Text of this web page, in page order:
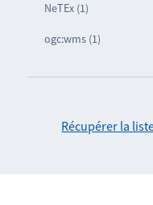
NeTEx (1)
ogc:wms (1)
Récupérer la